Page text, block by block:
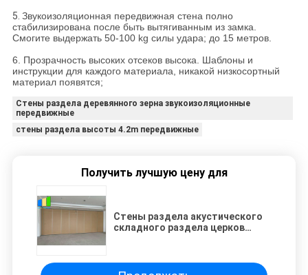
5. Звукоизоляционная передвижная стена полно
стабилизирована после быть вытягиванным из замка.
Смогите выдержать 50-100 kg силы удара; до 15 метров.
6. Прозрачность высоких отсеков высока. Шаблоны и
инструкции для каждого материала, никакой низкосортный
материал появятся;
Стены раздела деревянного зерна звукоизоляционные
передвижные
стены раздела высоты 4.2m передвижные
Получить лучшую цену для
Стены раздела акустического
складного раздела церков